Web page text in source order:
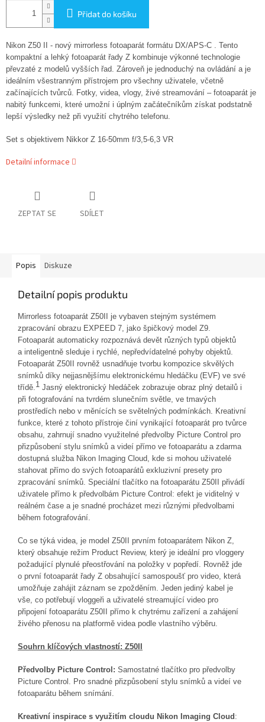
Přidat do košíku
Nikon Z50 II - nový mirrorless fotoaparát formátu DX/APS-C . Tento
kompaktní a lehký fotoaparát řady Z kombinuje výkonné technologie
převzaté z modelů vyšších řad. Zároveň je jednoduchý na ovládání a je
ideálním všestranným přístrojem pro všechny uživatele, včetně
začínajících tvůrců. Fotky, videa, vlogy, živé streamování – fotoaparát je
nabitý funkcemi, které umožní i úplným začátečníkům získat podstatně
lepší výsledky než při využití chytrého telefonu.
Set s objektivem Nikkor Z 16-50mm f/3,5-6,3 VR
Detailní informace
ZEPTAT SE SDÍLET
Popis Diskuze
Detailní popis produktu
Mirrorless fotoaparát Z50II je vybaven stejným systémem
zpracování obrazu EXPEED 7, jako špičkový model Z9.
Fotoaparát automaticky rozpoznává devět různých typů objektů
a inteligentně sleduje i rychlé, nepředvídatelné pohyby objektů.
Fotoaparát Z50II rovněž usnadňuje tvorbu kompozice skvělých
snímků díky nejjasnějšímu elektronickému hledáčku (EVF) ve své
třídě.1 Jasný elektronický hledáček zobrazuje obraz plný detailů i
při fotografování na tvrdém slunečním světle, ve tmavých
prostředích nebo v měnících se světelných podmínkách. Kreativní
funkce, které z tohoto přístroje činí vynikající fotoaparát pro tvůrce
obsahu, zahrnují snadno využitelné předvolby Picture Control pro
přizpůsobení stylu snímků a videí přímo ve fotoaparátu a zdarma
dostupná služba Nikon Imaging Cloud, kde si mohou uživatelé
stahovat přímo do svých fotoaparátů exkluzivní presety pro
zpracování snímků. Speciální tlačítko na fotoaparátu Z50II přivádí
uživatele přímo k předvolbám Picture Control: efekt je viditelný v
reálném čase a je snadné procházet mezi různými předvolbami
během fotografování.
Co se týká videa, je model Z50II prvním fotoaparátem Nikon Z,
který obsahuje režim Product Review, který je ideální pro vloggery
požadující plynulé přeostřování na položky v popředí. Rovněž jde
o první fotoaparát řady Z obsahující samospoušť pro video, která
umožňuje zahájit záznam se zpožděním. Jeden jediný kabel je
vše, co potřebují vloggeři a uživatelé streamující video pro
připojení fotoaparátu Z50II přímo k chytrému zařízení a zahájení
živého přenosu na platformě videa podle vlastního výběru.
Souhrn klíčových vlastností: Z50II
Předvolby Picture Control: Samostatné tlačítko pro předvolby
Picture Control. Pro snadné přizpůsobení stylu snímků a videí ve
fotoaparátu během snímání.
Kreativní inspirace s využitím cloudu Nikon Imaging Cloud :